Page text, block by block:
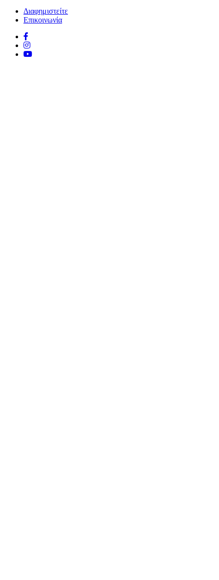
Διαφημιστείτε
Επικοινωνία